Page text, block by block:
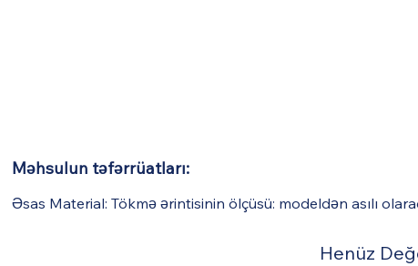
Məhsulun təfərrüatları:
Əsas Material: Tökmə ərintisinin ölçüsü: modeldən asılı
Henüz